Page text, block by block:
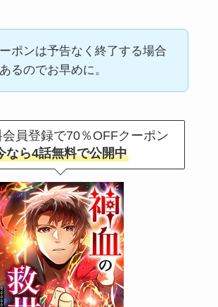
ポンは予告なく終了する場合
るのでお早めに。
員登録で70％OFFクーポン
なら4話無料で公開中